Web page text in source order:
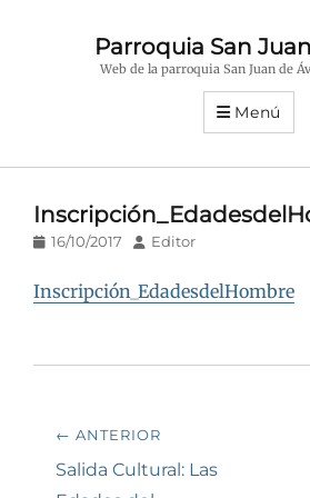
Parroquia San
Web de la parroquia San Juan de
Menú
Publicado
16/10/2017 AutorEditor
Inscripción_EdadesdelHombre
Navegación
de
← ANTERIOR
Entrada
Salida Cultural: Las